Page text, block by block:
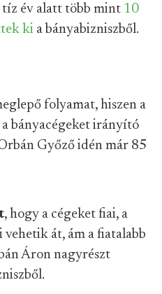
év alatt több mint 10
ki a bányabizniszből.
folyamat, hiszen a
bányacégeket irányító
Győző idén már 85
, hogy a cégeket fiai, a
át, ám a fiatalabb
Áron nagyrészt